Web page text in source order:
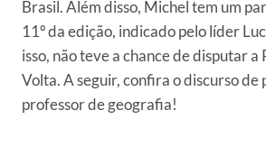
Brasil. Além disso, Michel tem um
11º da edição, indicado pelo líder
isso, não teve a chance de disputar a
Volta. A seguir, confira o discurso de
professor de geografia!